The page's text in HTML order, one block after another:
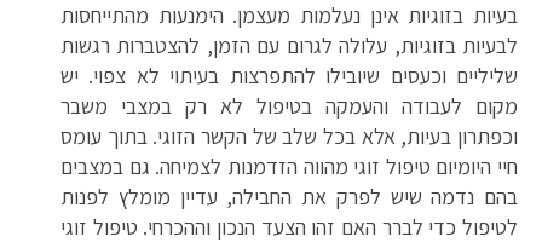
בעיות בזוגיות אינן נעלמות מעצמן. הימנעות מהתייחסות
לבעיות בזוגיות, עלולה לגרום עם הזמן, להצטברות רגשות
שליליים וכעסים שיובילו להתפרצות בעיתוי לא צפוי. יש
מקום לעבודה והעמקה בטיפול לא רק במצבי משבר
וכפתרון בעיות, אלא בכל שלב של הקשר הזוגי. בתוך עומס
חיי היומיום טיפול זוגי מהווה הזדמנות לצמיחה. גם במצבים
בהם נדמה שיש לפרק את החבילה, עדיין מומלץ לפנות
לטיפול כדי לברר האם זהו הצעד הנכון וההכרחי. טיפול זוגי